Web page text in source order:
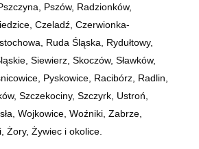
Pszów, Radzionków,
Czeladź, Czerwionka-
Ruda Śląska, Rydułtowy,
Siewierz, Skoczów, Sławków,
Pyskowice, Racibórz, Radlin,
Szczekociny, Szczyrk, Ustroń,
Wojkowice, Woźniki, Zabrze,
Żory, Żywiec i okolice.